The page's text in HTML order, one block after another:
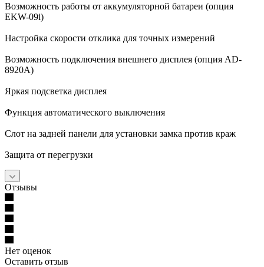
Возможность работы от аккумуляторной батареи (опция
EKW-09i)
Настройка скорости отклика для точных измерений
Возможность подключения внешнего дисплея (опция AD-
8920A)
Яркая подсветка дисплея
Функция автоматического выключения
Слот на задней панели для установки замка против краж
Защита от перегрузки
Отзывы
Нет оценок
Оставить отзыв